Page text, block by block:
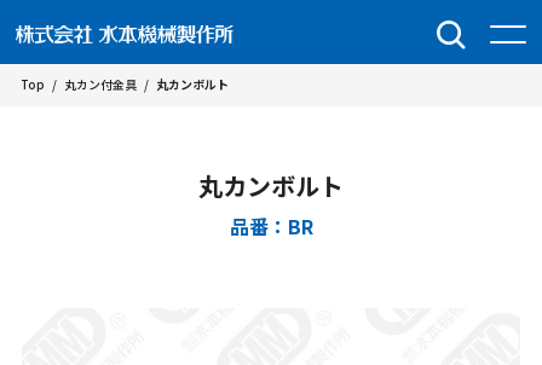
Top / 丸カン付金具 / 丸カンボルト
丸カンボルト
品番：BR